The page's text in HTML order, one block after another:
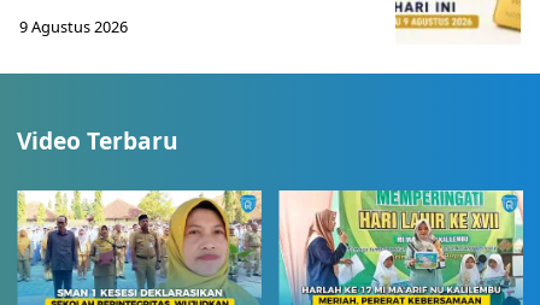
9 Agustus 2026
Video Terbaru